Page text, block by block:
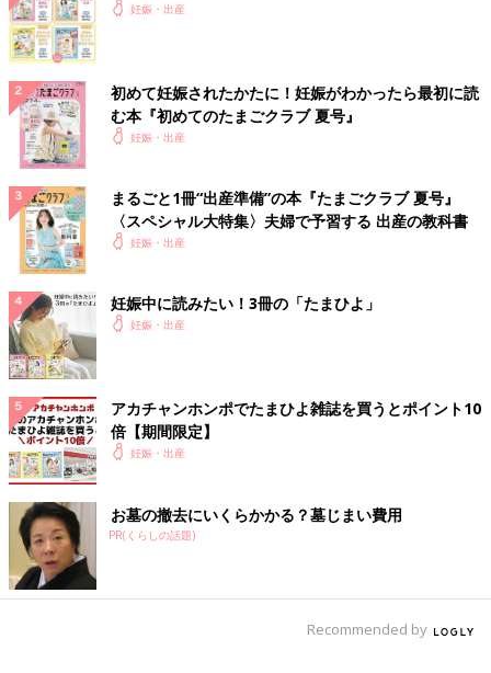
妊娠・出産
初めて妊娠されたかたに！妊娠がわかったら最初に読
む本『初めてのたまごクラブ 夏号』
妊娠・出産
まるごと1冊“出産準備”の本『たまごクラブ 夏号』
〈スペシャル大特集〉夫婦で予習する 出産の教科書
妊娠・出産
妊娠中に読みたい！3冊の「たまひよ」
妊娠・出産
アカチャンホンポでたまひよ雑誌を買うとポイント10
倍【期間限定】
妊娠・出産
お墓の撤去にいくらかかる？墓じまい費用
PR(くらしの話題)
Recommended by